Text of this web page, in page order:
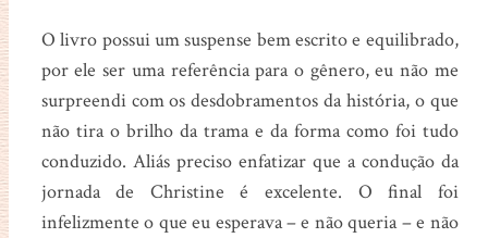
O livro possui um suspense bem escrito e equilibrado,
por ele ser uma referência para o gênero, eu não me
surpreendi com os desdobramentos da história, o que
não tira o brilho da trama e da forma como foi tudo
conduzido. Aliás preciso enfatizar que a condução da
jornada de Christine é excelente. O final foi
infelizmente o que eu esperava – e não queria – e não